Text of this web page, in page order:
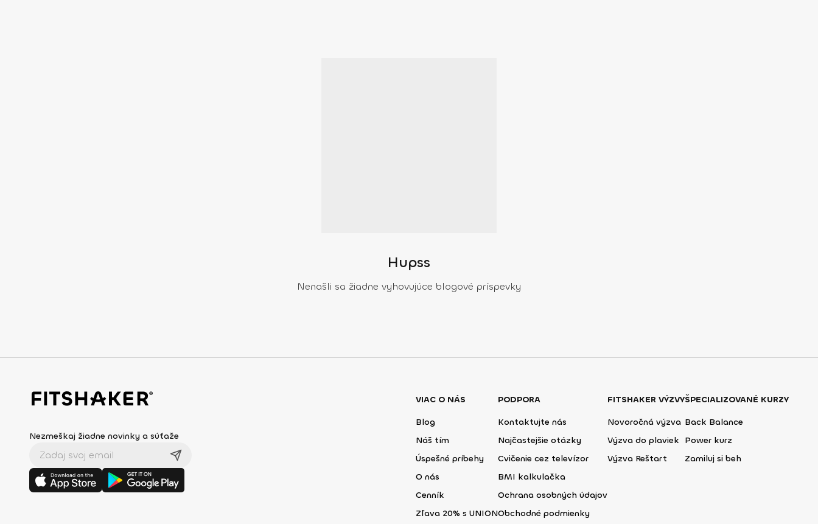
Hupss
Nenašli sa žiadne vyhovujúce blogové príspevky
Nezmeškaj žiadne novinky a súťaže
VIAC O NÁS
Blog
Náš tím
Úspešné príbehy
O nás
Cenník
Zľava 20% s UNION
PODPORA
Kontaktujte nás
Najčastejšie otázky
Cvičenie cez televízor
BMI kalkulačka
Ochrana osobných údajov
Obchodné podmienky
FITSHAKER VÝZVY
Novoročná výzva
Výzva do plaviek
Výzva Reštart
ŠPECIALIZOVANÉ KURZY
Back Balance
Power kurz
Zamiluj si beh